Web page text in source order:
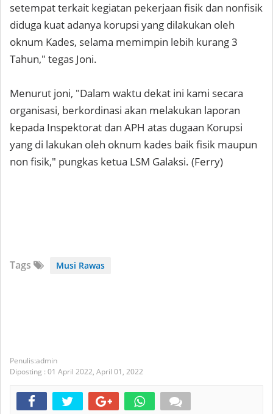
setempat terkait kegiatan pekerjaan fisik dan nonfisik
diduga kuat adanya korupsi yang dilakukan oleh
oknum Kades, selama memimpin lebih kurang 3
Tahun," tegas Joni.
Menurut joni, "Dalam waktu dekat ini kami secara
organisasi, berkordinasi akan melakukan laporan
kepada Inspektorat dan APH atas dugaan Korupsi
yang di lakukan oleh oknum kades baik fisik maupun
non fisik," pungkas ketua LSM Galaksi. (Ferry)
Tags Musi Rawas
admin
Diposting : 01 April 2022, April 01, 2022